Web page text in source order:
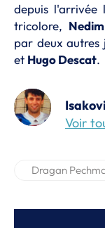
depuis l'arrivée
tricolore,
par deux autres
et Hugo Descat.
Voir
Dragan